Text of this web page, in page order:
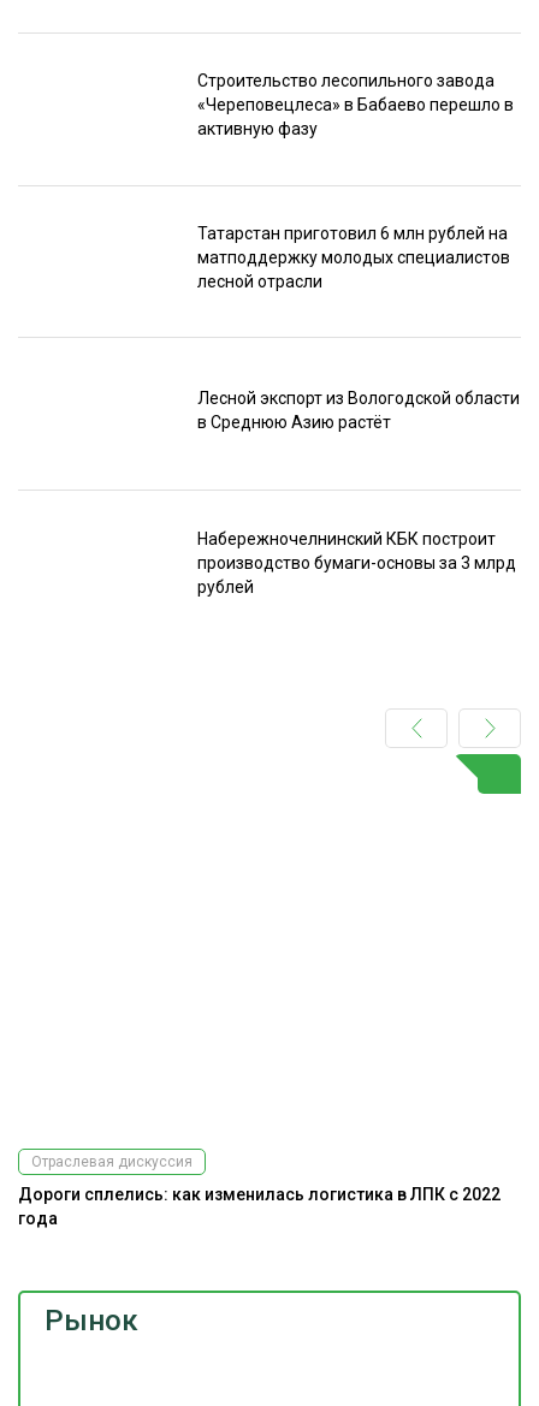
Строительство лесопильного завода
«Череповецлеса» в Бабаево перешло в
активную фазу
Татарстан приготовил 6 млн рублей на
матподдержку молодых специалистов
лесной отрасли
Лесной экспорт из Вологодской области
в Среднюю Азию растёт
Набережночелнинский КБК построит
производство бумаги-основы за 3 млрд
рублей
Рынок
Отраслевая дискуссия
Дороги сплелись: как изменилась логистика в ЛПК с 2022
года